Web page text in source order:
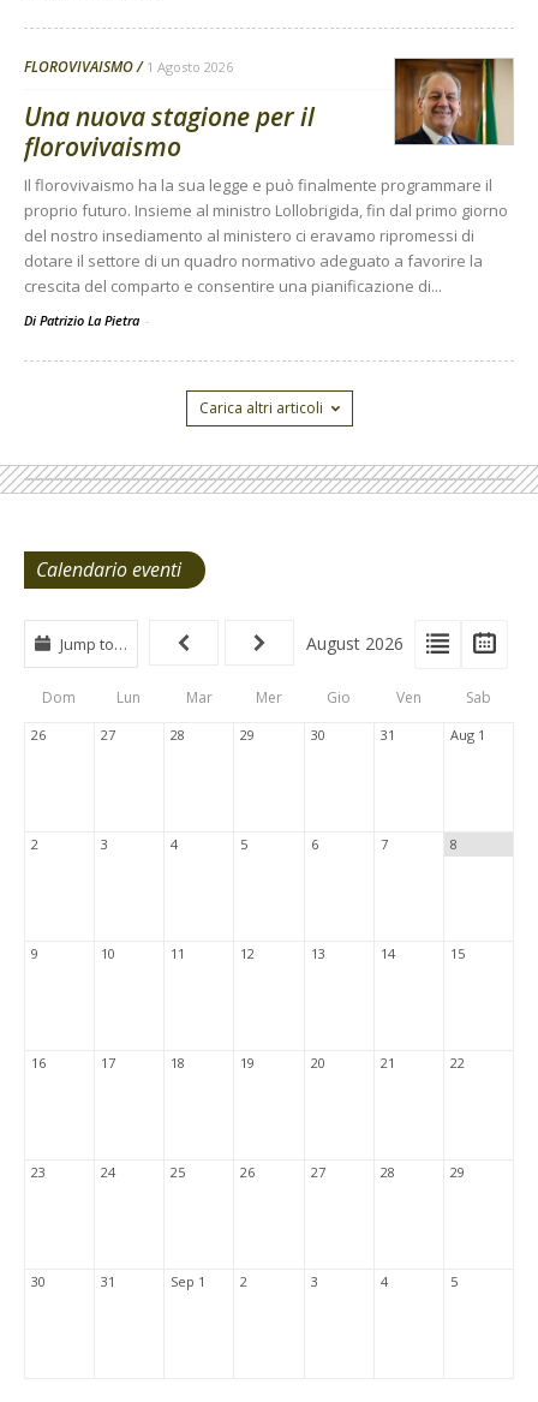
FLOROVIVAISMO 1 Agosto 2026
Una nuova stagione per il
florovivaismo
Il florovivaismo ha la sua legge e può finalmente programmare il
proprio futuro. Insieme al ministro Lollobrigida, fin dal primo giorno
del nostro insediamento al ministero ci eravamo ripromessi di
dotare il settore di un quadro normativo adeguato a favorire la
crescita del comparto e consentire una pianificazione di...
Di Patrizio La Pietra -
Carica altri articoli
Calendario eventi
View
Type
Tabs
View
List
Jump to… August 2026
Dom Lun Mar Mer Gio Ven Sab
26 27 28 29 30 31 Aug 1
2 3 4 5 6 7 8
9 10 11 12 13 14 15
16 17 18 19 20 21 22
23 24 25 26 27 28 29
30 31 Sep 1 2 3 4 5